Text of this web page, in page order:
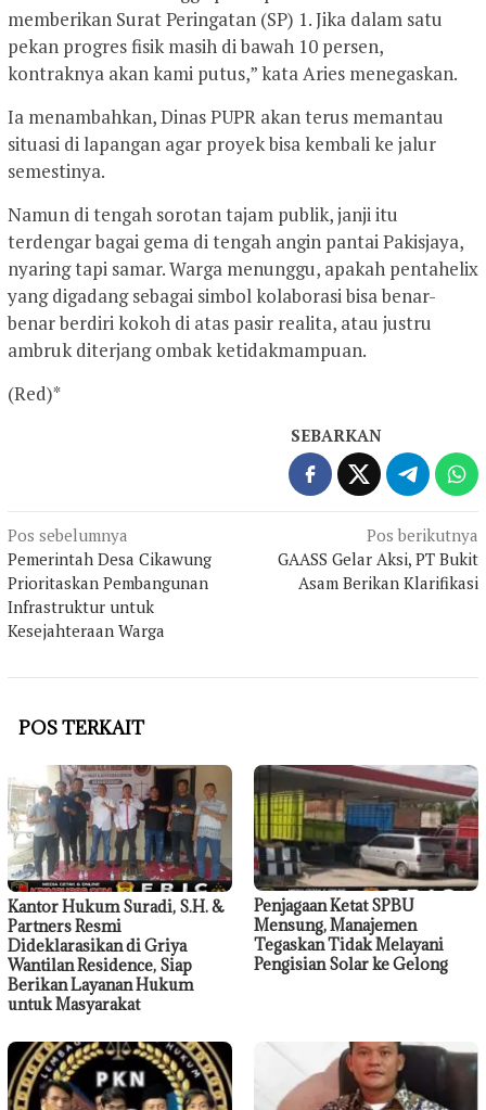
memberikan Surat Peringatan (SP) 1. Jika dalam satu
pekan progres fisik masih di bawah 10 persen,
kontraknya akan kami putus,” kata Aries menegaskan.
Ia menambahkan, Dinas PUPR akan terus memantau
situasi di lapangan agar proyek bisa kembali ke jalur
semestinya.
Namun di tengah sorotan tajam publik, janji itu
terdengar bagai gema di tengah angin pantai Pakisjaya,
nyaring tapi samar. Warga menunggu, apakah pentahelix
yang digadang sebagai simbol kolaborasi bisa benar-
benar berdiri kokoh di atas pasir realita, atau justru
ambruk diterjang ombak ketidakmampuan.
(Red)*
SEBARKAN
Navigasi
pos
Pos sebelumnya
Pemerintah Desa Cikawung
Prioritaskan Pembangunan
Infrastruktur untuk
Kesejahteraan Warga
Pos berikutnya
GAASS Gelar Aksi, PT Bukit
Asam Berikan Klarifikasi
POS TERKAIT
Kantor Hukum Suradi, S.H. &
Partners Resmi
Dideklarasikan di Griya
Wantilan Residence, Siap
Berikan Layanan Hukum
untuk Masyarakat
Penjagaan Ketat SPBU
Mensung, Manajemen
Tegaskan Tidak Melayani
Pengisian Solar ke Gelong